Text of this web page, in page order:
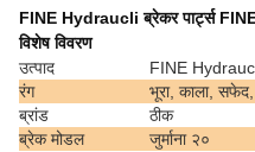
FINE Hydraucli ब्रेकर पार्ट्स
विशेष विवरण
उत्पाद
FINE
रंग
भूरा, काला,
ब्रांड
ठीक
ब्रेक मोडल
जुर्माना २०